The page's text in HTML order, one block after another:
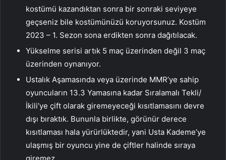
kostümü kazandıktan sonra bir sonraki seviyeye
geçseniz bile kostümünüzü koruyorsunuz. Kostüm
2023 – 1. Sezon sona erdikten sonra dağıtılacak.
Yükselme serisi artık 5 maç üzerinden değil 3 maç
üzerinden oynanıyor.
Ustalık Aşamasında veya üzerinde MMR’ye sahip
oyuncuların 13.3 Yamasına kadar Sıralamalı Tekli/
İkili’ye çift olarak giremeyeceği kısıtlamasını devre
dışı bıraktık. Bununla birlikte, görünür derece
kısıtlaması hala yürürlüktedir, yani Usta Kademe’ye
ulaşmış bir oyuncu yine de çiftler halinde sıraya
giremez.